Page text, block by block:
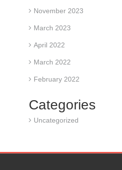
November 2023
March 2023
April 2022
March 2022
February 2022
Categories
Uncategorized